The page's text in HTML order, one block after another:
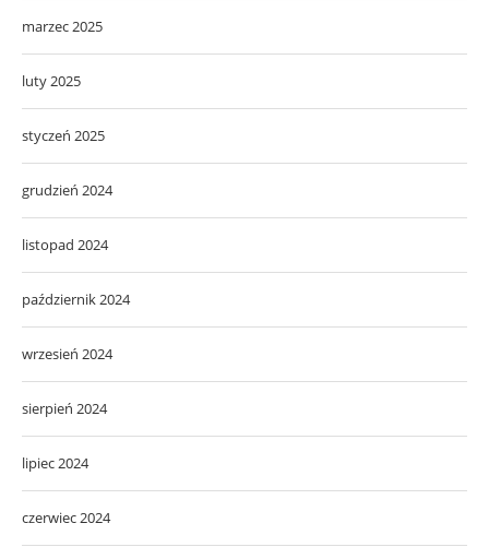
marzec 2025
luty 2025
styczeń 2025
grudzień 2024
listopad 2024
październik 2024
wrzesień 2024
sierpień 2024
lipiec 2024
czerwiec 2024